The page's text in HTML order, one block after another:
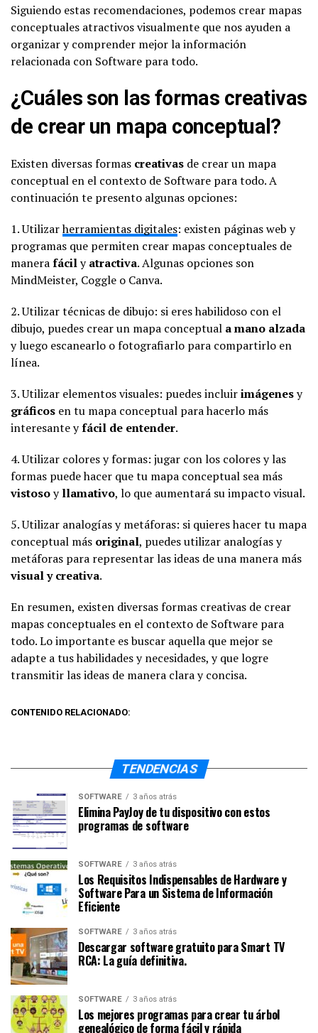
Siguiendo estas recomendaciones, podemos crear mapas
conceptuales atractivos visualmente que nos ayuden a
organizar y comprender mejor la información
relacionada con Software para todo.
¿Cuáles son las formas creativas
de crear un mapa conceptual?
Existen diversas formas creativas de crear un mapa
conceptual en el contexto de Software para todo. A
continuación te presento algunas opciones:
1. Utilizarherramientas digitales: existen páginas web y
programas que permiten crear mapas conceptuales de
manerafácilyatractiva. Algunas opciones son
MindMeister, Coggle o Canva.
2. Utilizar técnicas de dibujo: si eres habilidoso con el
dibujo, puedes crear un mapa conceptual a mano alzada
y luego escanearlo o fotografiarlo para compartirlo en
línea.
3. Utilizar elementos visuales: puedes incluirimágenesy
gráficos en tu mapa conceptual para hacerlo más
interesante yfácil de entender.
4. Utilizar colores y formas: jugar con los colores y las
formas puede hacer que tu mapa conceptual sea más
vistosoyllamativo, lo que aumentará su impacto visual.
5. Utilizar analogías y metáforas: si quieres hacer tu mapa
conceptual más original, puedes utilizar analogías y
metáforas para representar las ideas de una manera más
visual y creativa.
En resumen, existen diversas formas creativas de crear
mapas conceptuales en el contexto de Software para
todo. Lo importante es buscar aquella que mejor se
adapte a tus habilidades y necesidades, y que logre
transmitir las ideas de manera clara y concisa.
CONTENIDO RELACIONADO:
TENDENCIAS
SOFTWARE 3 años atrás
Elimina PayJoy de tu dispositivo con estos
programas de software
SOFTWARE 3 años atrás
Los Requisitos Indispensables de Hardware y
Software Para un Sistema de Información
Eficiente
SOFTWARE 3 años atrás
Descargar software gratuito para Smart TV
RCA: La guía definitiva.
SOFTWARE 3 años atrás
Los mejores programas para crear tu árbol
genealógico de forma fácil y rápida